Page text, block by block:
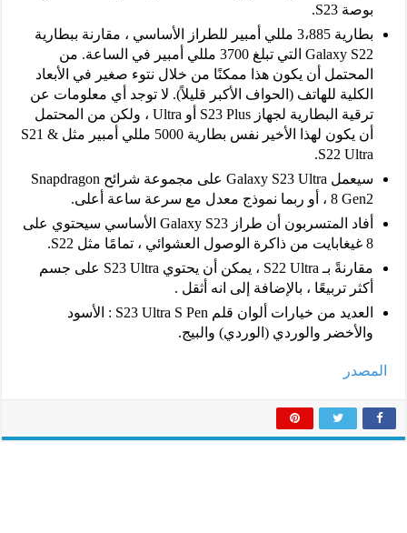
بوصة S23.
بطارية 3،885 مللي أمبير للطراز الأساسي ، مقارنة ببطارية
Galaxy S22 التي تبلغ 3700 مللي أمبير في الساعة. من
المحتمل أن يكون هذا ممكنًا من خلال نتوء صغير في الأبعاد
الكلية للهاتف (الحواف الأكبر قليلاً). لا توجد أي معلومات عن
ترقية البطارية لجهاز S23 Plus أو Ultra ، ولكن من المحتمل
أن يكون لهذا الأخير نفس بطارية 5000 مللي أمبير مثل S21 &
S22 Ultra.
سيعمل Galaxy S23 Ultra على مجموعة شرائح Snapdragon
8 Gen2 ، أو ربما نموذج معدل مع سرعة ساعة أعلى.
أفاد المتسربون أن طراز Galaxy S23 الأساسي سيحتوي على
8 غيغابايت من ذاكرة الوصول العشوائي ، تمامًا مثل S22.
مقارنةً بـ S22 Ultra ، يمكن أن يحتوي S23 Ultra على جسم
أكثر تربيعًا ، بالإضافة إلى انه أثقل .
العديد من خيارات ألوان قلم S23 Ultra S Pen : الأسود
والأخضر والوردي (الوردي) والبيج.
المصدر